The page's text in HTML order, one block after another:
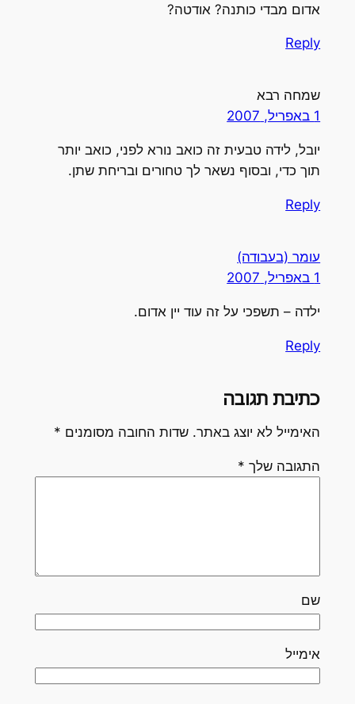
אדום מבדי כותנה? אודטה?
Reply
שמחה רבא
1 באפריל, 2007
יובל, לידה טבעית זה כואב נורא לפני, כואב יותר
תוך כדי, ובסוף נשאר לך טחורים ובריחת שתן.
Reply
עומר (בעבודה)
1 באפריל, 2007
ילדה – תשפכי על זה עוד יין אדום.
Reply
כתיבת תגובה
האימייל לא יוצג באתר. שדות החובה מסומנים *
התגובה שלך *
שם
אימייל